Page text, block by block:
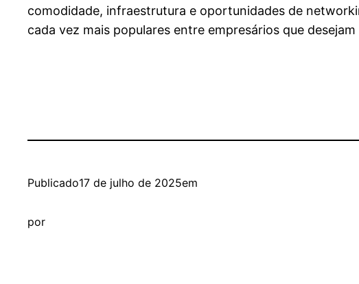
comodidade, infraestrutura e oportunidades de
cada vez mais populares entre empresários que
Publicado17 de julho de 2025em
por